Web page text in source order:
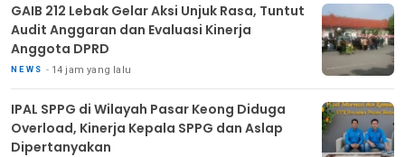
GAIB 212 Lebak Gelar Aksi Unjuk Rasa, Tuntut
Audit Anggaran dan Evaluasi Kinerja
Anggota DPRD
NEWS 14 jam yang lalu
IPAL SPPG di Wilayah Pasar Keong Diduga
Overload, Kinerja Kepala SPPG dan Aslap
Dipertanyakan